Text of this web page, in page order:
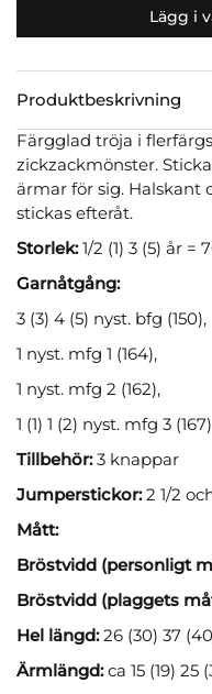
Lägg i
Produktbeskrivning
Färgglad tröja i
zickzackmönster.
ärmar för sig. Halskant
stickas efteråt.
Storlek:1/2 (1) 3 (5) år =
Garnåtgång:
3 (3) 4 (5) nyst. bfg (150),
1 nyst. mfg 1 (164),
1 nyst. mfg 2 (162),
1 (1) 1 (2) nyst. mfg 3 (167)
Tillbehör:3 knappar
Jumperstickor:2 1/2
Mått:
Bröstvidd (personligt
Bröstvidd (plaggets
Hel längd:26 (30) 37
Ärmlängd:ca 15 (19) 25